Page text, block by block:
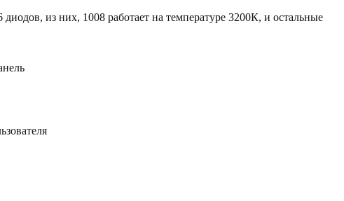
диодов, из них, 1008 работает на температуре 3200К, и остальные